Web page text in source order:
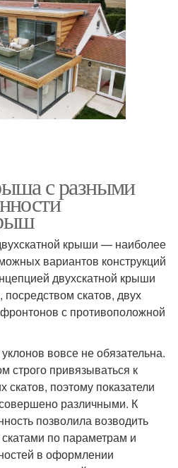
с разными
крыши — наиболее
вариантов конструкций
двухскатной крыши
скатов, двух
с противоположной
вовсе не обязательна.
строго привязываться к
скатов, поэтому показатели
различными. К
позволила возводить
по параметрам и
в оформлении